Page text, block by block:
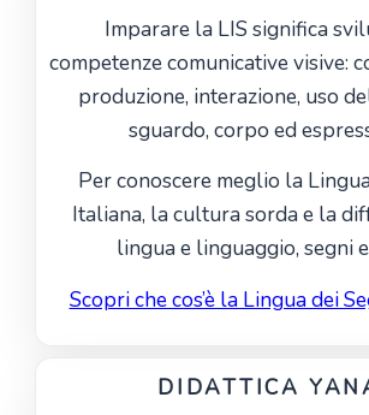
Imparare la LIS significa
competenze comunicative visive:
produzione, interazione, uso
sguardo, corpo ed
Per conoscere meglio la
Italiana, la cultura sorda e la
lingua e linguaggio, segni
Scopri che cos’è la Lingua dei
DIDATTICA